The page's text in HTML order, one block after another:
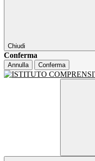
Chiudi
Conferma
Annulla Conferma